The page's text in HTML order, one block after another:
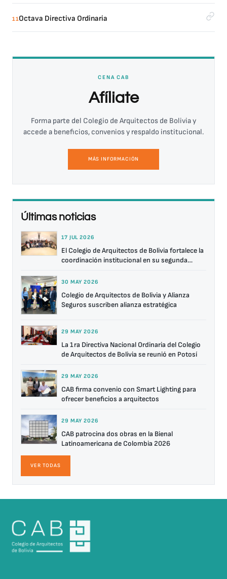
11Octava Directiva Ordinaria
CENA CAB
Afíliate
Forma parte del Colegio de Arquitectos de Bolivia y
accede a beneficios, convenios y respaldo institucional.
MÁS INFORMACIÓN
Últimas noticias
17 JUL 2026
El Colegio de Arquitectos de Bolivia fortalece la
coordinación institucional en su segunda
30 MAY 2026
Colegio de Arquitectos de Bolivia y Alianza
Seguros suscriben alianza estratégica
29 MAY 2026
La 1ra Directiva Nacional Ordinaria del Colegio
de Arquitectos de Bolivia se reunió en Potosí
29 MAY 2026
CAB firma convenio con Smart Lighting para
ofrecer beneficios a arquitectos
29 MAY 2026
CAB patrocina dos obras en la Bienal
Latinoamericana de Colombia 2026
VER TODAS